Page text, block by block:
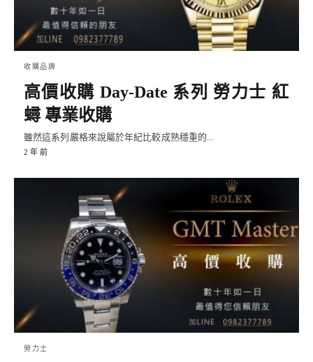
收購品牌
高價收購 Day-Date 系列 勞力士 紅
蟳 專業收購
雖然這系列嚴格來說屬於年紀比較成熟穩重的...
2 年 前
勞力士